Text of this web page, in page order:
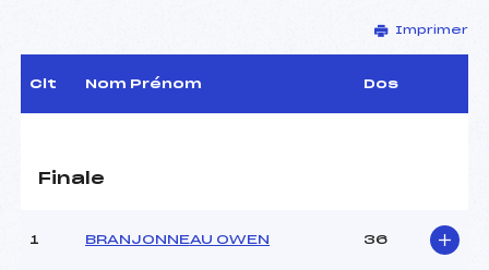
TESSIER GILLES (SA)
Arbitre :
–
Assistant :
CARACTÉRISTIQUES DE LA PISTE
Altitude départ :
Imprimer
Clt Nom Prénom Dos
Finale
1 BRANJONNEAU OWEN 36